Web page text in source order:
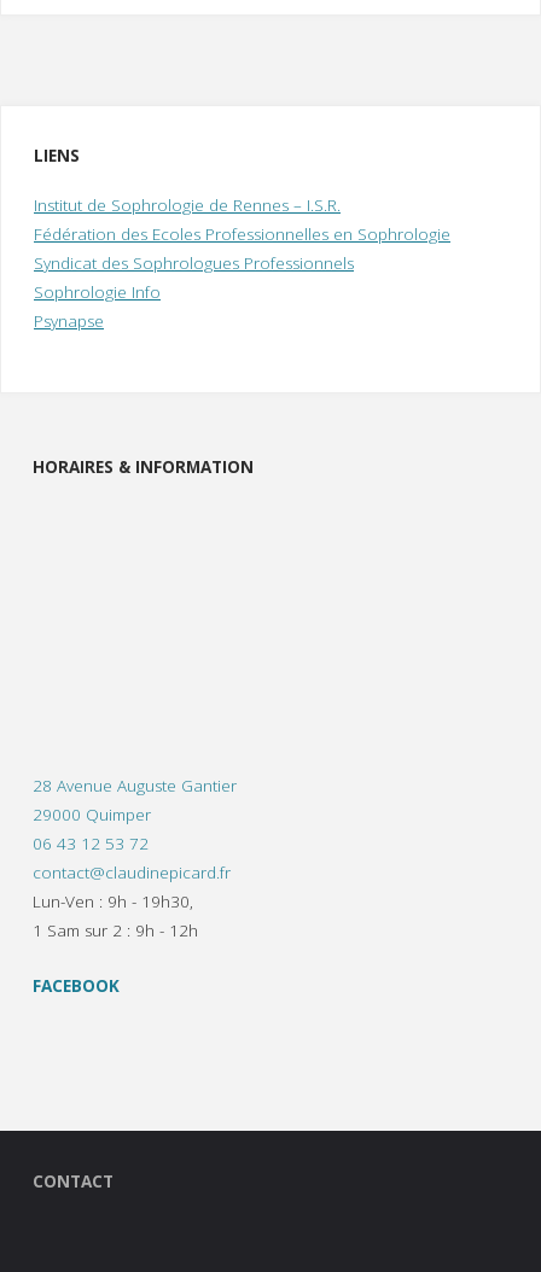
LIENS
Institut de Sophrologie de Rennes – I.S.R.
Fédération des Ecoles Professionnelles en Sophrologie
Syndicat des Sophrologues Professionnels
Sophrologie Info
Psynapse
HORAIRES & INFORMATION
28 Avenue Auguste Gantier
29000 Quimper
06 43 12 53 72
contact@claudinepicard.fr
Lun-Ven : 9h - 19h30,
1 Sam sur 2 : 9h - 12h
FACEBOOK
CONTACT